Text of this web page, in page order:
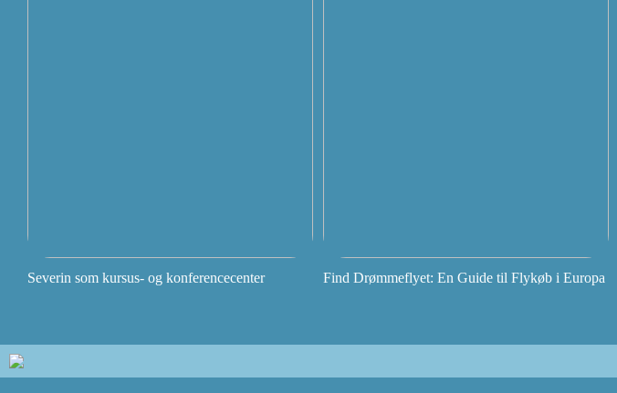
Severin som kursus- og konferencecenter Find Drømmeflyet: En Guide til Flykøb i Europa